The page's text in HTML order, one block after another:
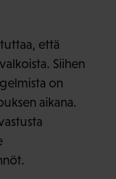
että
Siihen
on
aikana.